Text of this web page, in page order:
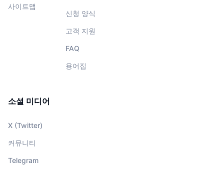
사이트맵
신청 양식
고객 지원
FAQ
용어집
소셜 미디어
X (Twitter)
커뮤니티
Telegram